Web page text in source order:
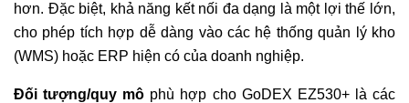
hơn. Đặc biệt, khả năng kết nối đa dạng là một lợi thế lớn,
cho phép tích hợp dễ dàng vào các hệ thống quản lý kho
(WMS) hoặc ERP hiện có của doanh nghiệp.
Đối tượng/quy mô phù hợp cho GoDEX EZ530+ là các